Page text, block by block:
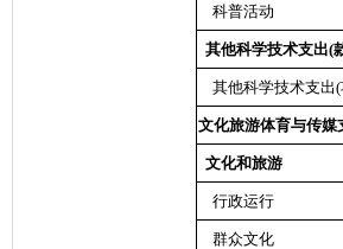
科普活动
其他科学技术支出(
其他科学技术支出(
文化旅游体育与传媒
文化和旅游
行政运行
群众文化